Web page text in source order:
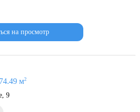
на просмотр
м2
9